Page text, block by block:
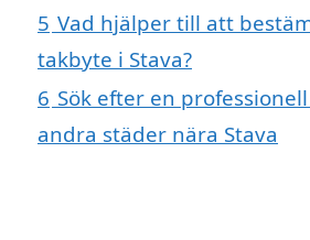
5 Vad hjälper till att
takbyte i Stava?
6 Sök efter en
andra städer nära Stava